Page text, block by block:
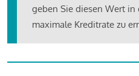
geben Sie diesen Wert in
maximale Kreditrate zu